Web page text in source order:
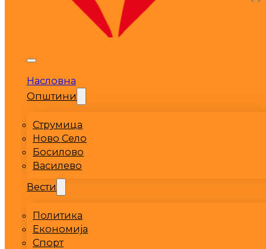
Насловна
Општини
Струмица
Ново Село
Босилово
Василево
Вести
Политика
Економија
Спорт